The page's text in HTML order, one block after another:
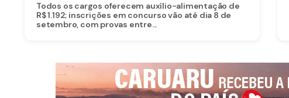
Todos os cargos oferecem auxílio-alimentação de
R$ 1.192; inscrições em concurso vão até dia 8 de
setembro, com provas entre...